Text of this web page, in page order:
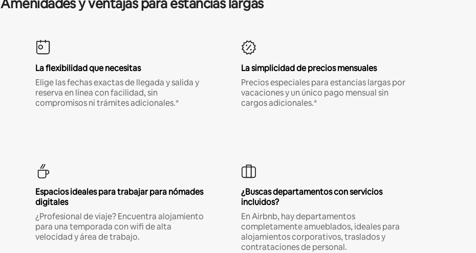
Amenidades y ventajas para estancias largas
La flexibilidad que necesitas
Elige las fechas exactas de llegada y salida y
reserva en línea con facilidad, sin
compromisos ni trámites adicionales.*
La simplicidad de precios mensuales
Precios especiales para estancias largas por
vacaciones y un único pago mensual sin
cargos adicionales.*
Espacios ideales para trabajar para nómades
digitales
¿Profesional de viaje? Encuentra alojamiento
para una temporada con wifi de alta
velocidad y área de trabajo.
¿Buscas departamentos con servicios
incluidos?
En Airbnb, hay departamentos
completamente amueblados, ideales para
alojamientos corporativos, traslados y
contrataciones de personal.